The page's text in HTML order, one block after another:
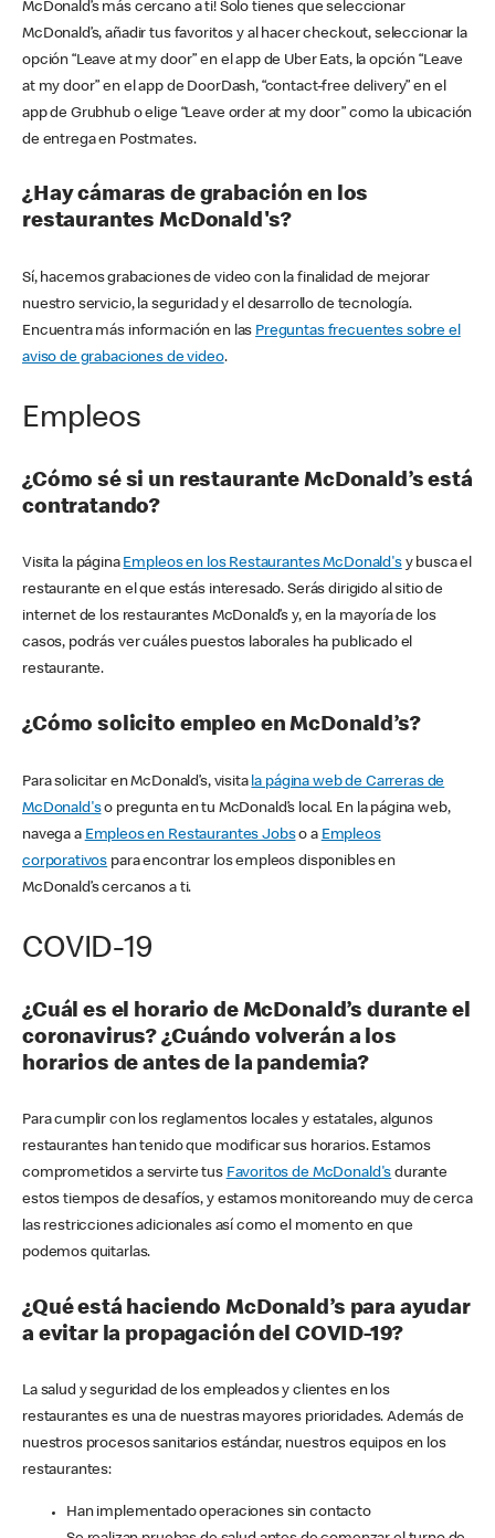
McDonald’s más cercano a ti! Solo tienes que seleccionar
McDonald’s, añadir tus favoritos y al hacer checkout, seleccionar la
opción “Leave at my door” en el app de Uber Eats, la opción “Leave
at my door” en el app de DoorDash, “contact-free delivery” en el
app de Grubhub o elige “Leave order at my door” como la ubicación
de entrega en Postmates.
¿Hay cámaras de grabación en los
restaurantes McDonald's?
Sí, hacemos grabaciones de video con la finalidad de mejorar
nuestro servicio, la seguridad y el desarrollo de tecnología.
Encuentra más información en las Preguntas frecuentes sobre el
aviso de grabaciones de video.
Empleos
¿Cómo sé si un restaurante McDonald’s está
contratando?
Visita la página Empleos en los Restaurantes McDonald'sy busca el
restaurante en el que estás interesado. Serás dirigido al sitio de
internet de los restaurantes McDonald’s y, en la mayoría de los
casos, podrás ver cuáles puestos laborales ha publicado el
restaurante.
¿Cómo solicito empleo en McDonald’s?
Para solicitar en McDonald’s, visita la página web de Carreras de
McDonald'so pregunta en tu McDonald’s local. En la página web,
navega a Empleos en Restaurantes Jobso a Empleos
corporativos para encontrar los empleos disponibles en
McDonald’s cercanos a ti.
COVID-19
¿Cuál es el horario de McDonald’s durante el
coronavirus? ¿Cuándo volverán a los
horarios de antes de la pandemia?
Para cumplir con los reglamentos locales y estatales, algunos
restaurantes han tenido que modificar sus horarios. Estamos
comprometidos a servirte tus Favoritos de McDonald's durante
estos tiempos de desafíos, y estamos monitoreando muy de cerca
las restricciones adicionales así como el momento en que
podemos quitarlas.
¿Qué está haciendo McDonald’s para ayudar
a evitar la propagación del COVID-19?
La salud y seguridad de los empleados y clientes en los
restaurantes es una de nuestras mayores prioridades. Además de
nuestros procesos sanitarios estándar, nuestros equipos en los
restaurantes:
Han implementado operaciones sin contacto